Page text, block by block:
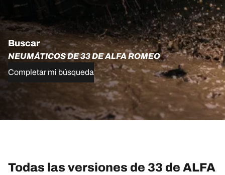
Buscar
NEUMÁTICOS DE 33 DE ALFA ROMEO
Completar mi búsqueda
Todas las versiones de 33 de ALFA